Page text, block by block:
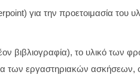
για την προετοιμασία του
βιβλιογραφία), το υλικό των
των εργαστηριακών ασκήσεων,